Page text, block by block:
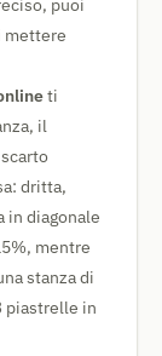
puoi
mettere
ti
il
dritta,
in diagonale
mentre
stanza di
piastrelle in